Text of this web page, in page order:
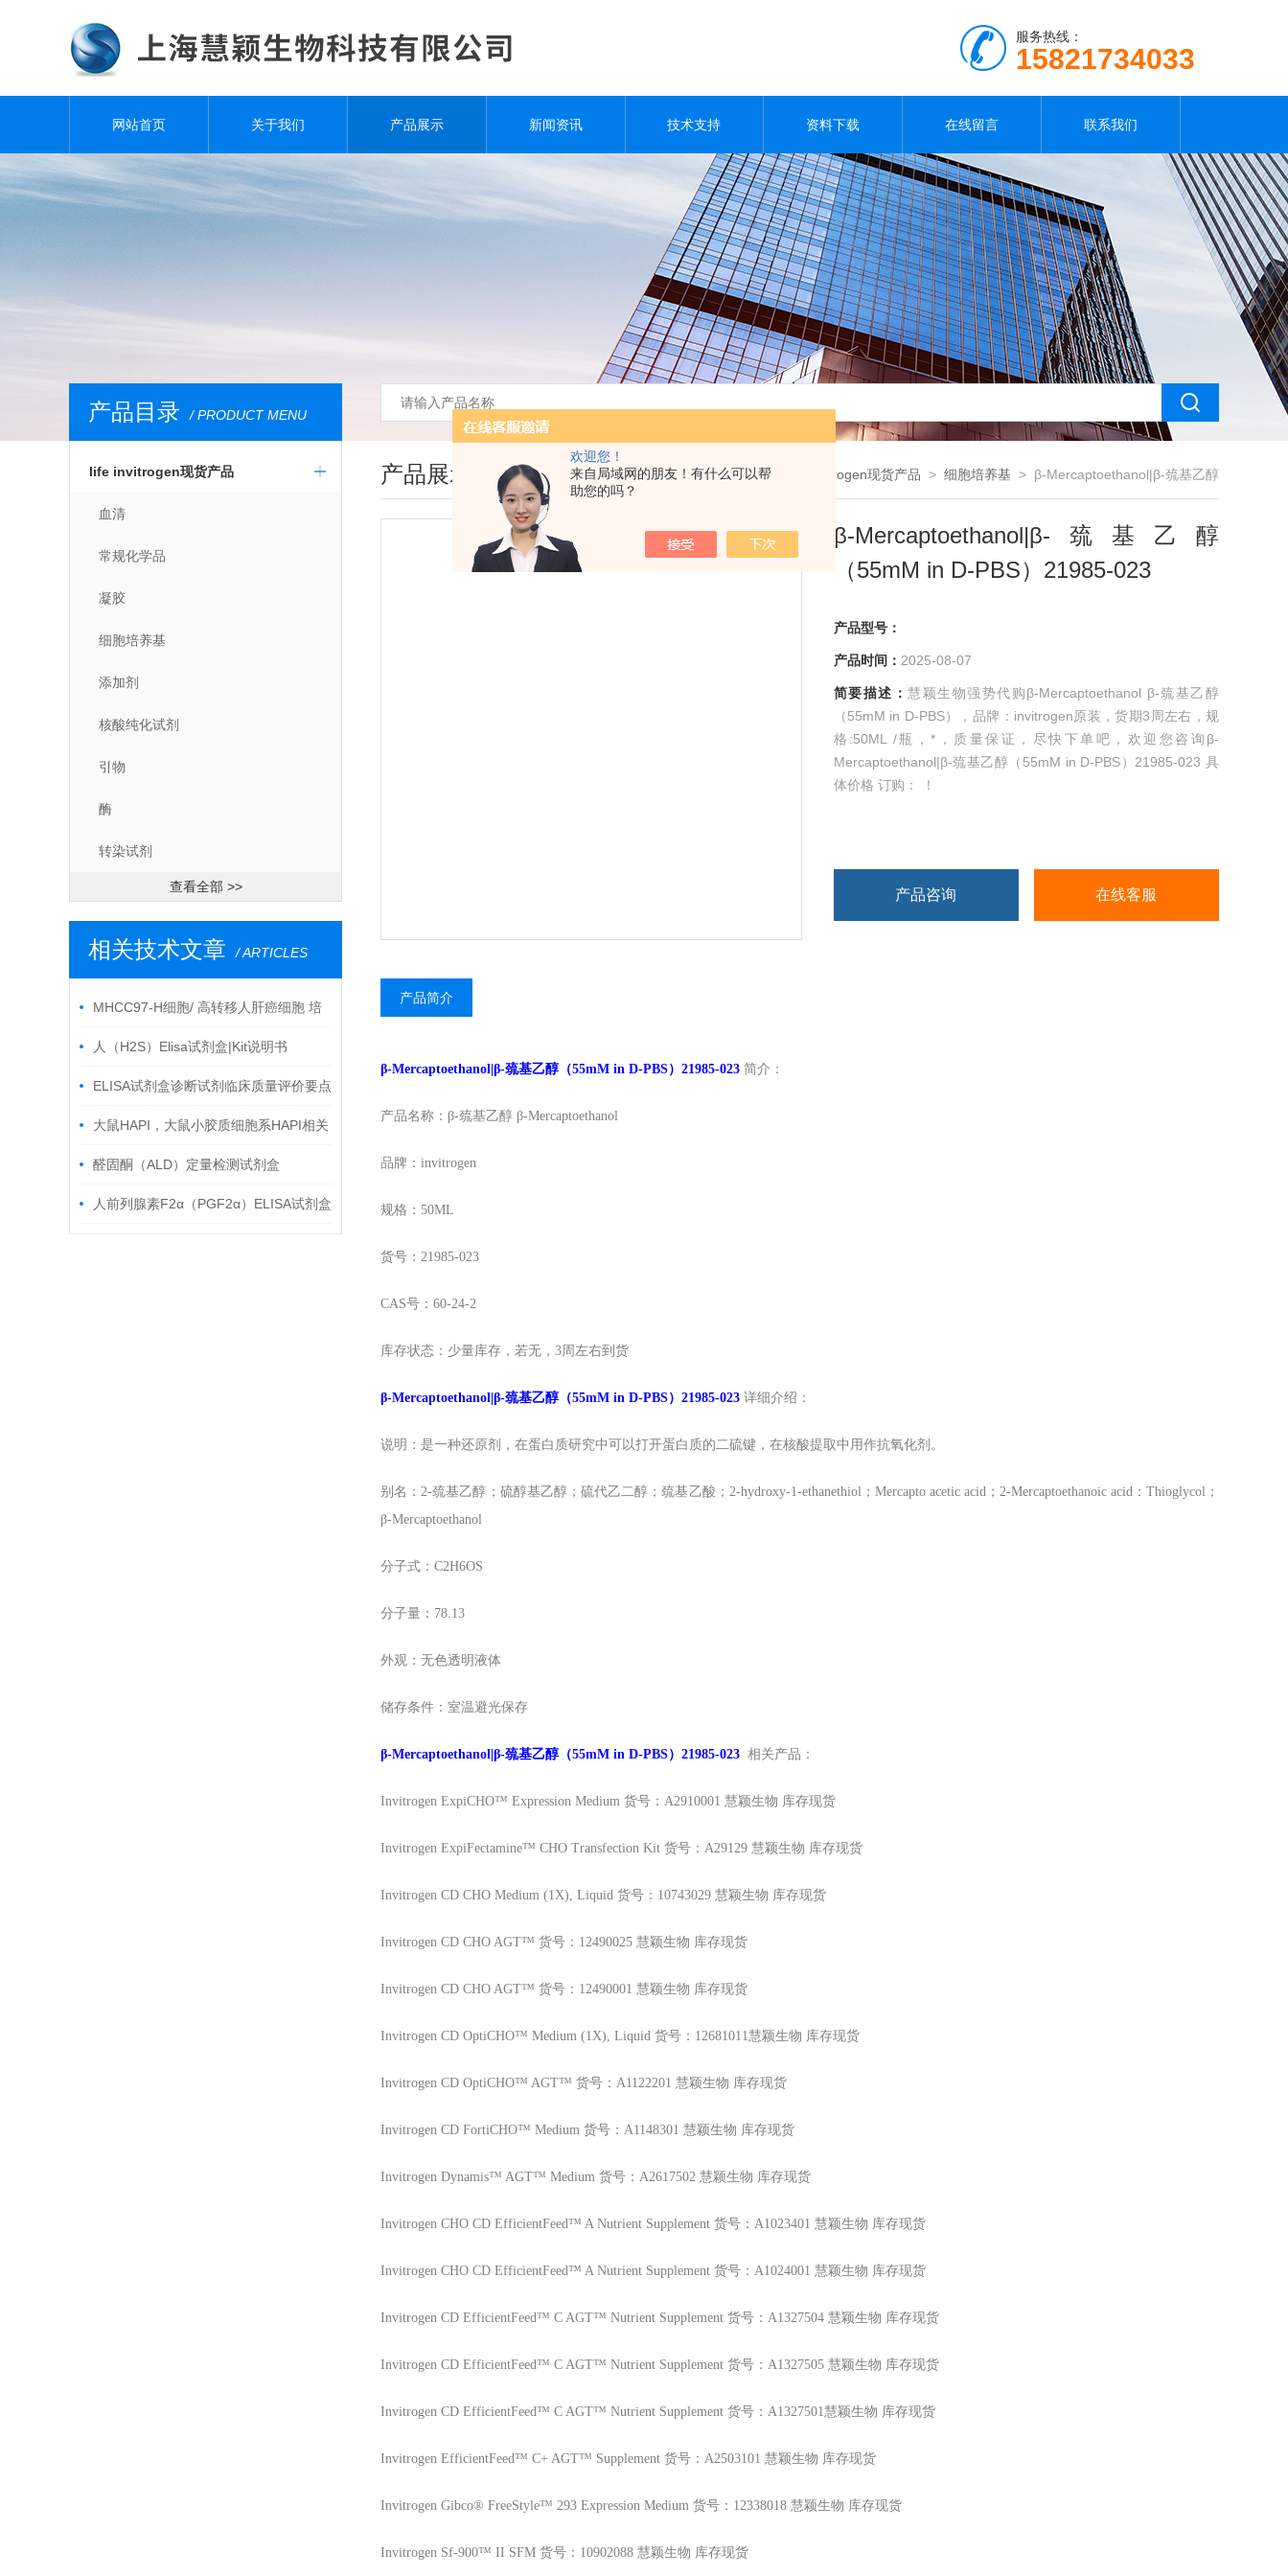
欢迎您！
来自局域网的朋友！有什么可以帮
助您的吗？
服务热线：
15821734033
网站首页 关于我们 产品展示 新闻资讯 技术支持 资料下载 在线留言 联系我们
产品目录 / PRODUCT MENU
life invitrogen现货产品
血清
常规化学品
凝胶
细胞培养基
添加剂
核酸纯化试剂
引物
酶
转染试剂
查看全部 >>
相关技术文章 / ARTICLES
MHCC97-H细胞/ 高转移人肝癌细胞 培
养步骤
人（H2S）Elisa试剂盒|Kit说明书
ELISA试剂盒诊断试剂临床质量评价要点
大鼠HAPI，大鼠小胶质细胞系HAPI相关
培养醛固酮（ALD）定量检测试剂盒
人前列腺素F2α（PGF2α）ELISA试剂盒
产品展示 您现在的位置：首页 >产品展示> life invitrogen现货产品 > 细胞培养基 > β-Mercaptoethanol|β-巯基乙醇
（55mM in D-PBS）21985-023
β-Mercaptoethanol|β-巯基乙醇
（55mM in D-PBS）21985-023
产品型号：
产品时间： 2025-08-07
简要描述：慧颖生物强势代购β-Mercaptoethanol β-巯基乙醇
（55mM in D-PBS），品牌：invitrogen原装，货期3周左右，规
格:50ML /瓶，*，质量保证，尽快下单吧，欢迎您咨询β-
Mercaptoethanol|β-巯基乙醇（55mM in D-PBS）21985-023 具
体价格 订购： ！
产品咨询 在线客服
产品简介
β-Mercaptoethanol|β-巯基乙醇（55mM in D-PBS）21985-023 简介：
产品名称： β-巯基乙醇 β-Mercaptoethanol
品牌：invitrogen
规格： 50ML
货号： 21985-023
CAS号：60-24-2
库存状态：少量库存，若无， 3周左右到货
β-Mercaptoethanol|β-巯基乙醇（55mM in D-PBS）21985-023 详细介绍：
说明：是一种还原剂，在蛋白质研究中可以打开蛋白质的二硫键，在核酸提取中用作抗氧化剂。
别名：2-巯基乙醇；硫醇基乙醇；硫代乙二醇；巯基乙酸；2-hydroxy-1-ethanethiol；Mercapto acetic acid；2-Mercaptoethanoic acid：Thioglycol；
β-Mercaptoethanol
分子式：C2H6OS
分子量：78.13
外观：无色透明液体
储存条件：室温避光保存
β-Mercaptoethanol|β-巯基乙醇（55mM in D-PBS）21985-023 相关产品：
Invitrogen ExpiCHO™ Expression Medium 货号：A2910001 慧颖生物 库存现货
Invitrogen ExpiFectamine™ CHO Transfection Kit 货号：A29129 慧颖生物 库存现货
Invitrogen CD CHO Medium (1X), Liquid 货号：10743029 慧颖生物 库存现货
Invitrogen CD CHO AGT™ 货号：12490025 慧颖生物 库存现货
Invitrogen CD CHO AGT™ 货号：12490001 慧颖生物 库存现货
Invitrogen CD OptiCHO™ Medium (1X), Liquid 货号：12681011慧颖生物 库存现货
Invitrogen CD OptiCHO™ AGT™ 货号：A1122201 慧颖生物 库存现货
Invitrogen CD FortiCHO™ Medium 货号：A1148301 慧颖生物 库存现货
Invitrogen Dynamis™ AGT™ Medium 货号：A2617502 慧颖生物 库存现货
Invitrogen CHO CD EfficientFeed™ A Nutrient Supplement 货号：A1023401 慧颖生物 库存现货
Invitrogen CHO CD EfficientFeed™ A Nutrient Supplement 货号：A1024001 慧颖生物 库存现货
Invitrogen CD EfficientFeed™ C AGT™ Nutrient Supplement 货号：A1327504 慧颖生物 库存现货
Invitrogen CD EfficientFeed™ C AGT™ Nutrient Supplement 货号：A1327505 慧颖生物 库存现货
Invitrogen CD EfficientFeed™ C AGT™ Nutrient Supplement 货号：A1327501慧颖生物 库存现货
Invitrogen EfficientFeed™ C+ AGT™ Supplement 货号：A2503101 慧颖生物 库存现货
Invitrogen Gibco® FreeStyle™ 293 Expression Medium 货号：12338018 慧颖生物 库存现货
Invitrogen Sf-900™ II SFM 货号：10902088 慧颖生物 库存现货